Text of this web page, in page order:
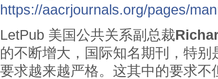
https://aacrjournals.org/pages/
LetPub 美国公共关系副总裁
的不断增大，国际知名期刊，特
要求越来越严格。这其中的要求